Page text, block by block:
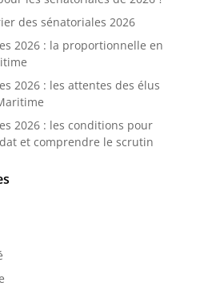
des sénatoriales 2026
2026 : la proportionnelle en
2026 : les attentes des élus
2026 : les conditions pour
et comprendre le scrutin